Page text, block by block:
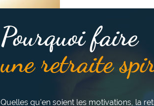
Pourquoi faire
une retraite
Quelles qu’en soient les motivations, la